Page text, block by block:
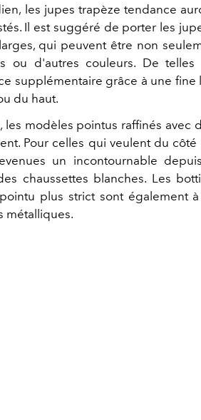
les jupes trapèze tendance
Il est suggéré de porter les
qui peuvent être non
ou d'autres couleurs. De telles
supplémentaire grâce à une fine
du haut.
les modèles pointus raffinés avec
Pour celles qui veulent du
un incontournable
chaussettes blanches. Les
plus strict sont également
métalliques.